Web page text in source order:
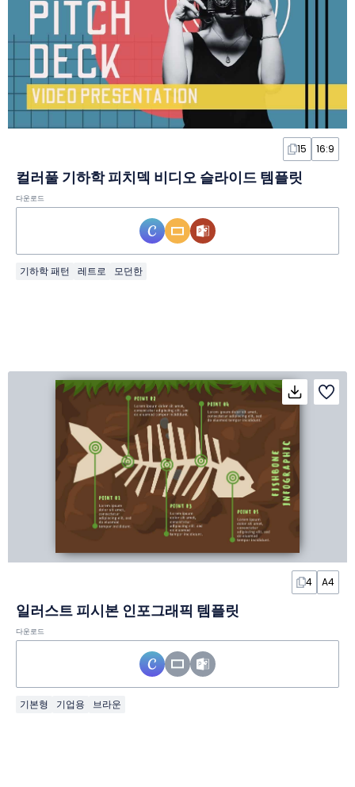
15 16:9
컬러풀 기하학 피치덱 비디오 슬라이드 템플릿
다운로드
기하학 패턴 레트로 모던한
4 A4
일러스트 피시본 인포그래픽 템플릿
다운로드
기본형 기업용 브라운